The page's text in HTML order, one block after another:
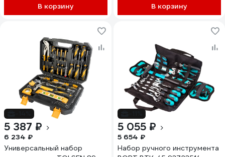
В корзину В корзину
5 387 ₽
6 234 ₽
Универсальный набор
5 055 ₽
5 654 ₽
Набор ручного инструмента